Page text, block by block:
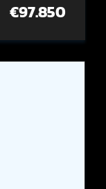
€97.850